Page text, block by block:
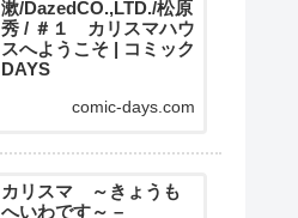
漱/DazedCO.,LTD./松原
秀 / ＃１ カリスマハウ
スへようこそ | コミック
DAYS
大人気二次元キャラクターコ
ハウス。今日もカリスマな彼
らは己の中のカリスマ性を
comic-days.com
カリスマ ～きょうも
へいわです～ –